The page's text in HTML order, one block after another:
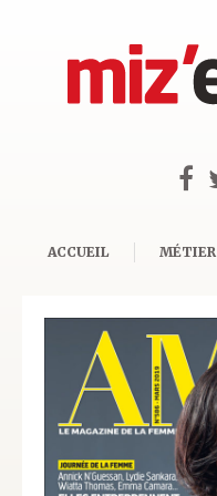
ACCUEIL MÉTIER